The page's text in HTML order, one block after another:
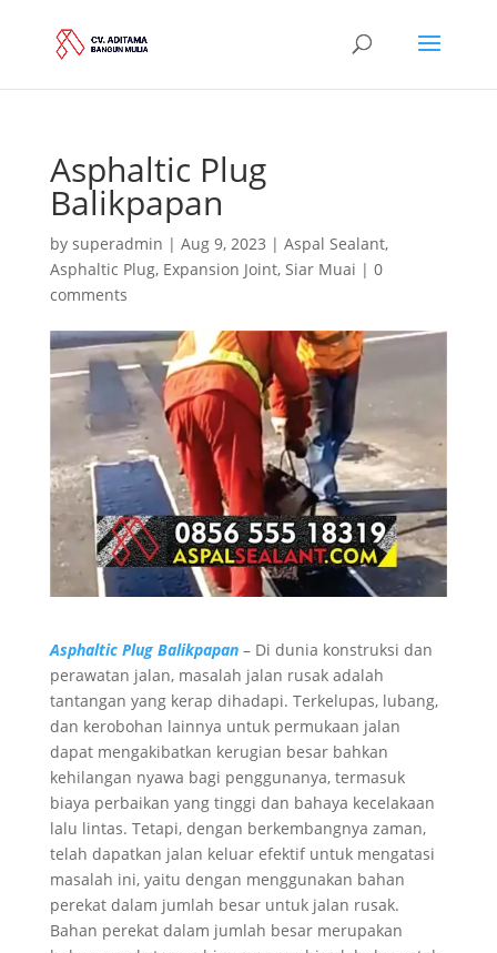
Asphaltic Plug
Balikpapan
by superadmin | Aug 9, 2023 | Aspal Sealant,
Asphaltic Plug, Expansion Joint, Siar Muai | 0
comments
Asphaltic Plug Balikpapan– Di dunia konstruksi dan
perawatan jalan, masalah jalan rusak adalah
tantangan yang kerap dihadapi. Terkelupas, lubang,
dan kerobohan lainnya untuk permukaan jalan
dapat mengakibatkan kerugian besar bahkan
kehilangan nyawa bagi penggunanya, termasuk
biaya perbaikan yang tinggi dan bahaya kecelakaan
lalu lintas. Tetapi, dengan berkembangnya zaman,
telah dapatkan jalan keluar efektif untuk mengatasi
masalah ini, yaitu dengan menggunakan bahan
perekat dalam jumlah besar untuk jalan rusak.
Bahan perekat dalam jumlah besar merupakan